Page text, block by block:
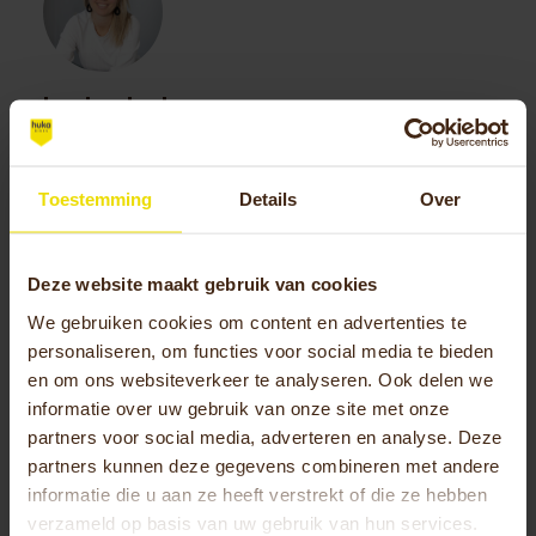
Toestemming Details Over
Deze website maakt gebruik van cookies
We gebruiken cookies om content en advertenties te
personaliseren, om functies voor social media te bieden
en om ons websiteverkeer te analyseren. Ook delen we
informatie over uw gebruik van onze site met onze
partners voor social media, adverteren en analyse. Deze
partners kunnen deze gegevens combineren met andere
informatie die u aan ze heeft verstrekt of die ze hebben
verzameld op basis van uw gebruik van hun services.
Louise Jonkman
Marketing manager bij Huka
Als marketing manager speelde Louise een
kwaliteit, bracht ze de marketing naar een hoger
niveau. Dankzij Louise’s inzet zijn Huka’s producten
en merk sterker verankerd in de markt en bij onze
klanten. Tijdens haar tijd bij Huka schreef Louise
boeiende blogs en nieuwsartikelen waarin ze haar
kennis en inzichten over het merk deelde met onze